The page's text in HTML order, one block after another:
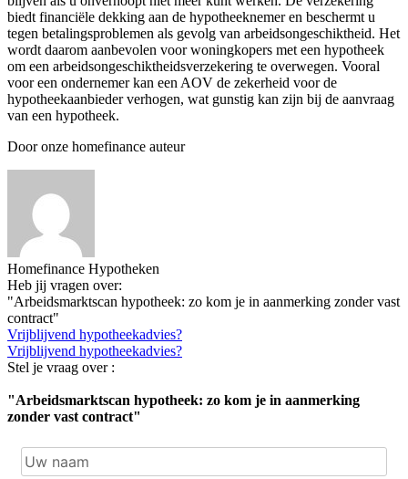
biedt financiële dekking aan de hypotheeknemer en beschermt u
tegen betalingsproblemen als gevolg van arbeidsongeschiktheid. Het
wordt daarom aanbevolen voor woningkopers met een hypotheek
om een arbeidsongeschiktheidsverzekering te overwegen. Vooral
voor een ondernemer kan een AOV de zekerheid voor de
hypotheekaanbieder verhogen, wat gunstig kan zijn bij de aanvraag
van een hypotheek.
Door onze homefinance auteur
Homefinance Hypotheken
Heb jij vragen over:
"Arbeidsmarktscan hypotheek: zo kom je in aanmerking zonder vast
contract"
Vrijblijvend hypotheekadvies?
Vrijblijvend hypotheekadvies?
Stel je vraag over :
"Arbeidsmarktscan hypotheek: zo kom je in aanmerking
zonder vast contract"